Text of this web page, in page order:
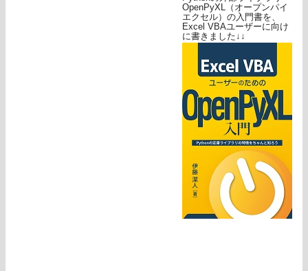
OpenPyXL（オープンパイ
エクセル）の入門書を、
Excel VBAユーザーに向け
に書きました↓↓